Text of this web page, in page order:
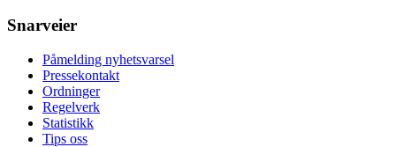
Snarveier
Påmelding nyhetsvarsel
Pressekontakt
Ordninger
Regelverk
Statistikk
Tips oss